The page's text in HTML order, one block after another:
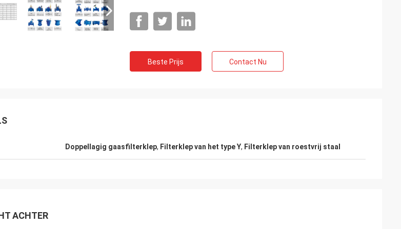
Beste Prijs Contact Nu
Doppellagig gaasfilterklep, Filterklep van het type Y, Filterklep van roestvrij staal
ACHTER